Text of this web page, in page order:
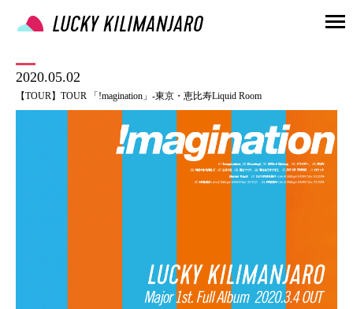
2020.05.02
【TOUR】TOUR 「!magination」-東京・恵比寿Liquid Room